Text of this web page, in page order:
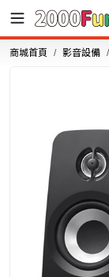
商城首頁 影音設備